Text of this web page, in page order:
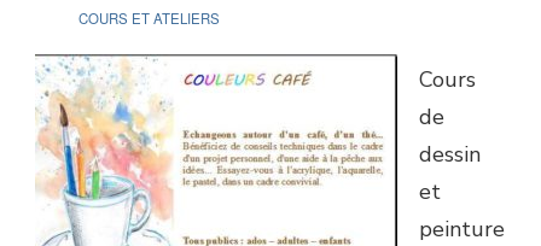
COURS ET ATELIERS
Cours
de
dessin
et
peinture